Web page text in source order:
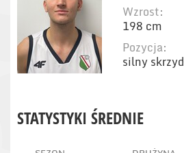
Wzrost:
198 cm
Pozycja:
silny
STATYSTYKI ŚREDNIE